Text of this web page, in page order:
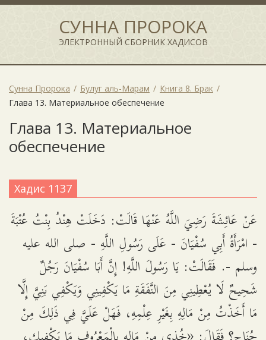
СУННА ПРОРОКА
ЭЛЕКТРОННЫЙ СБОРНИК ХАДИСОВ
Сунна Пророка Булуг аль-Марам
Книга 8. Брак
Глава 13. Материальное обеспечение
Глава 13. Материальное
обеспечение
Хадис 1137
عَنْ عَائِشَةَ رَضِيَ اللَّهُ عَنْهَا قَالَتْ: دَخَلَتْ هِنْدُ بِنْتُ عُتْبَةَ
- امْرَأَةُ أَبِي سُفْيَانَ - عَلَى رَسُولِ اللَّهِ - صلى الله عليه
وسلم -. فَقَالَتْ: يَا رَسُولَ اللَّهِ! إِنَّ أَبَا سُفْيَانَ رَجُلٌ
شَحِيحٌ لَا يُعْطِينِي مِنَ النَّفَقَةِ مَا يَكْفِينِي وَيَكْفِي بَنِيَّ إِلَّا
مَا أَخَذْتُ مِنْ مَالِهِ بِغَيْرِ عِلْمِهِ، فَهَلْ عَلَيَّ فِي ذَلِكَ مِنْ